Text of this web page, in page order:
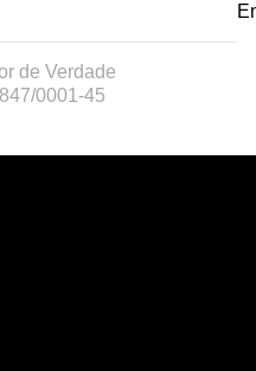
de Verdade
0001-45